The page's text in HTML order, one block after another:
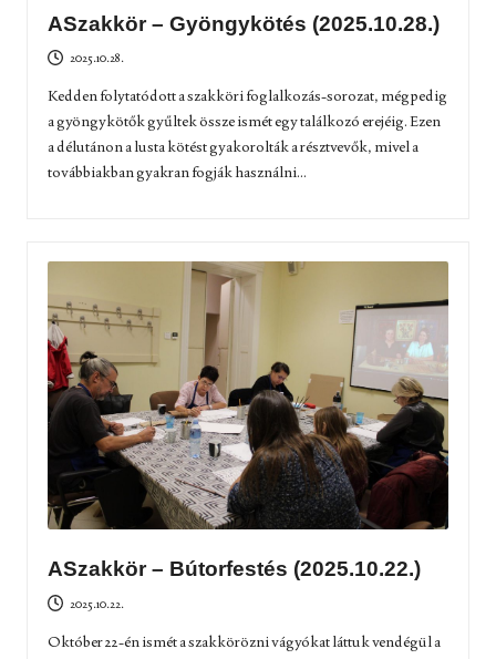
ASzakkör – Gyöngykötés (2025.10.28.)
2025.10.28.
Kedden folytatódott a szakköri foglalkozás-sorozat, mégpedig
a gyöngykötők gyűltek össze ismét egy találkozó erejéig. Ezen
a délutánon a lusta kötést gyakorolták a résztvevők, mivel a
továbbiakban gyakran fogják használni...
ASzakkör – Bútorfestés (2025.10.22.)
2025.10.22.
Október 22-én ismét a szakkörözni vágyókat láttuk vendégül a